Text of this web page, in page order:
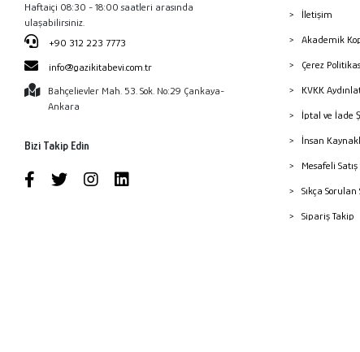
Haftaiçi 08:30 - 18:00 saatleri arasında
ulaşabilirsiniz.
+90 312 223 7773
info@gazikitabevi.com.tr
Bahçelievler Mah. 53. Sok. No:29 Çankaya-
Ankara
Bizi Takip Edin
İletişim
Akademik
Çerez
KVKK
İptal ve İade
İnsan
Mesafeli Satış
Sıkça
Sipariş Takip